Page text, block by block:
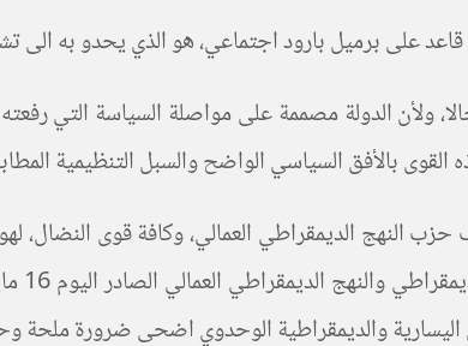
قاعد على برميل بارود اجتماعي، هو الذي يحدو به
ولأن الدولة مصممة على مواصلة السياسة التي
القوى بالأفق السياسي الواضح والسبل التنظيمية
النهج الديمقراطي العمالي، وكافة قوى النضال،
اليسارية والديمقراطية الوحدوي اضحى ضرورة ملحة